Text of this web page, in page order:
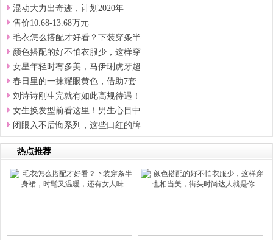
混动大力出奇迹，计划2020年
售价10.68-13.68万元
毛衣怎么搭配才好看？下装穿条半
颜色搭配的好不怕衣服少，这样穿
女星年轻时有多美，马伊琍虎牙超
春日里的一抹耀眼黄色，借助7套
刘诗诗刚生完就有如此高规待遇！
女生换发型前看这里！男生心目中
闭眼入不后悔系列，这些口红的牌
热点推荐